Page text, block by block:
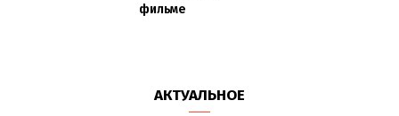
фильме
АКТУАЛЬНОЕ